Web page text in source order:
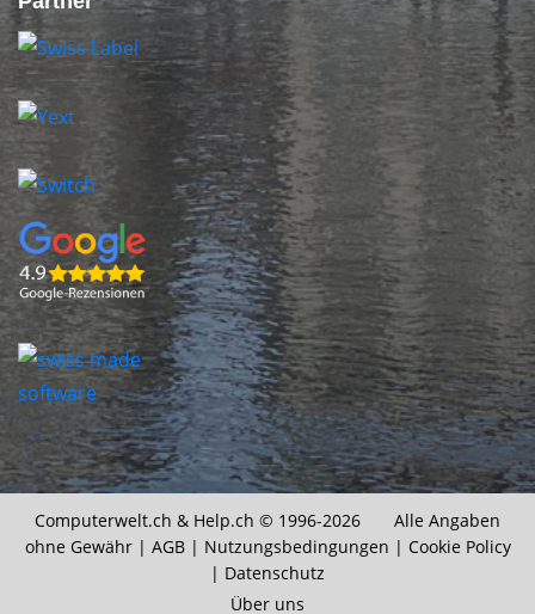
Computerwelt.ch & Help.ch © 1996-2026 Alle Angaben
ohne Gewähr | AGB| Nutzungsbedingungen | Cookie Policy
| Datenschutz
Über uns